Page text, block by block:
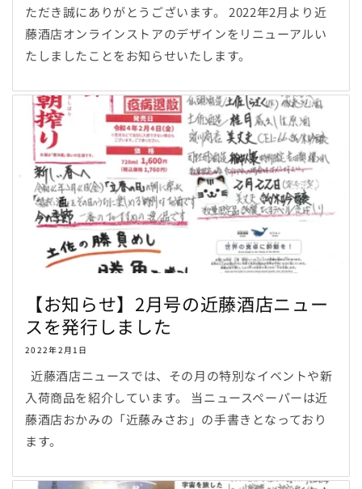
ただき誠にありがとうございます。 2022年2月より近
藤酒店オンラインストアのデザインをリニューアルい
たしましたことをお知らせいたします。
【お知らせ】2月号の近藤酒店ニュー
スを発行しました
2022年2月1日
近藤酒店ニュースでは、その月の特別なイベントや新
入荷商品を紹介しています。 当ニュースペーパーは近
藤酒店おかみの「近藤みさお」の手書きとなっており
ます。